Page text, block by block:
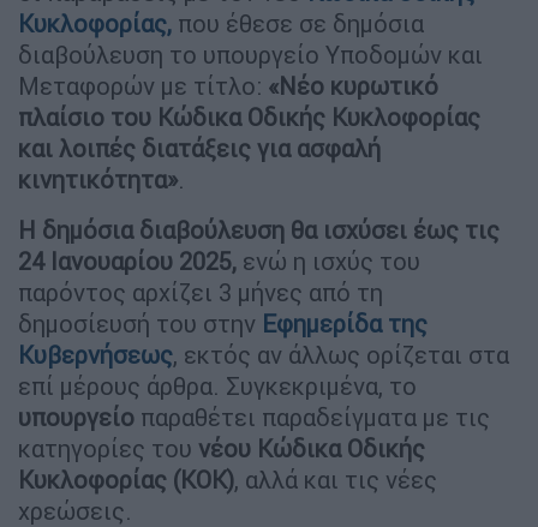
Κυκλοφορίας, που έθεσε σε δημόσια
διαβούλευση το υπουργείο Υποδομών και
Μεταφορών με τίτλο: «Νέο κυρωτικό
πλαίσιο του Κώδικα Οδικής Κυκλοφορίας
και λοιπές διατάξεις για ασφαλή
κινητικότητα».
Η δημόσια διαβούλευση θα ισχύσει έως τις
24 Ιανουαρίου 2025, ενώ η ισχύς του
παρόντος αρχίζει 3 μήνες από τη
δημοσίευσή του στην Εφημερίδα της
Κυβερνήσεως, εκτός αν άλλως ορίζεται στα
επί μέρους άρθρα. Συγκεκριμένα, το
υπουργείο παραθέτει παραδείγματα με τις
κατηγορίες του νέου Κώδικα Οδικής
Κυκλοφορίας (ΚΟΚ), αλλά και τις νέες
χρεώσεις.